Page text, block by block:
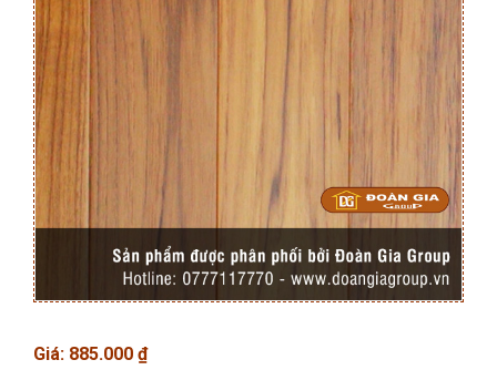
Giá: 885.000 ₫